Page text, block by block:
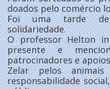
doados pelo comércio
Foi uma tarde
solidariedade.
O professor Helton
presente e
patrocinadores e
Zelar pelos
responsabilidade